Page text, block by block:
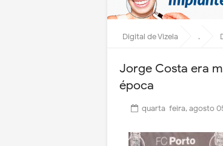
Digital de Vizela .
Jorge Costa era
época
quarta-feira, agosto